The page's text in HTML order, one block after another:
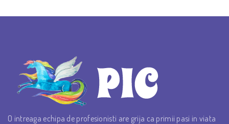
O intreaga echipa de profesionisti are grija ca primii pasi in viata